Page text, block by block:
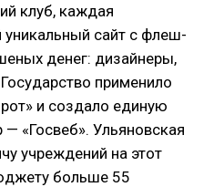
клуб, каждая
уникальный сайт с флеш-
денег: дизайнеры,
применило
и создало единую
«Госвеб». Ульяновская
учреждений на этот
больше 55